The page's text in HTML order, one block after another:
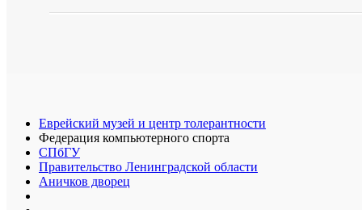
Еврейский музей и центр толерантности
Федерация компьютерного спорта
СПбГУ
Правительство Ленинградской области
Аничков дворец